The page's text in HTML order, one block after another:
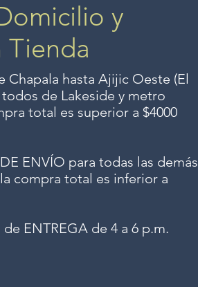
y
Tienda
Chapala hasta Ajijic Oeste (El
todos de Lakeside y metro
total es superior a $4000
ENVÍO para todas las demás
compra total es inferior a
ENTREGA de 4 a 6 p.m.